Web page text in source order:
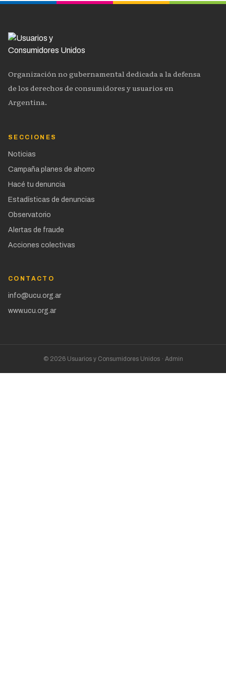
Organización no gubernamental dedicada a la defensa
de los derechos de consumidores y usuarios en
Argentina.
SECCIONES
Noticias
Campaña planes de ahorro
Hacé tu denuncia
Estadísticas de denuncias
Observatorio
Alertas de fraude
Acciones colectivas
CONTACTO
info@ucu.org.ar
www.ucu.org.ar
© 2026Usuarios y Consumidores Unidos · Admin